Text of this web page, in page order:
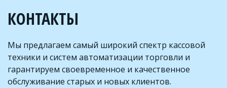
КОНТАКТЫ
Мы предлагаем самый широкий спектр кассовой
техники и систем автоматизации торговли и
гарантируем своевременное и качественное
обслуживание старых и новых клиентов.